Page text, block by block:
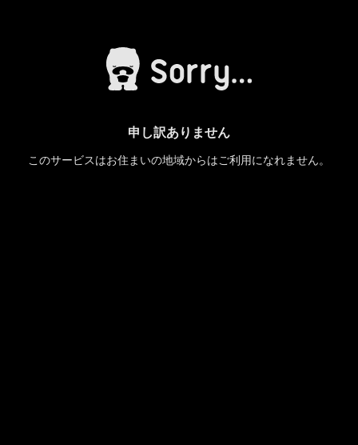
申し訳ありません
このサービスはお住まいの地域からはご利用になれません。